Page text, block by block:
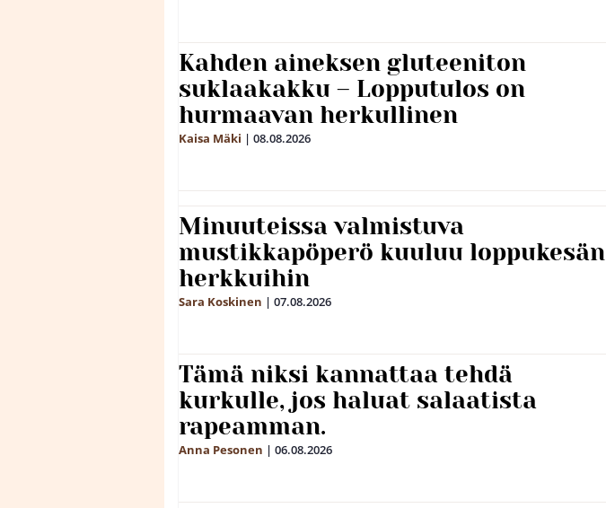
Kahden aineksen gluteeniton
suklaakakku – Lopputulos on
hurmaavan herkullinen
Kaisa Mäki | 08.08.2026
Minuuteissa valmistuva
mustikkapöperö kuuluu loppukesän
herkkuihin
Sara Koskinen | 07.08.2026
Tämä niksi kannattaa tehdä
kurkulle, jos haluat salaatista
rapeamman.
Anna Pesonen | 06.08.2026